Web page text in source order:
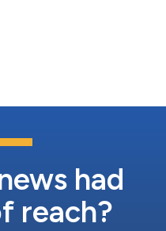
pies cuadrados) que se
incluyen equipos para
de alma...
had
reach?